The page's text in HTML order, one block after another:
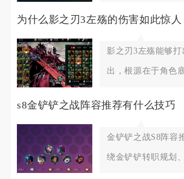
为什么影之刃3左殇的伤害如此惊人
影之刃3左殇能够
出，根源在于角色
s8金铲铲之战阵容推荐有什么技巧
金铲铲之战S8阵容
绕金铲铲转职规划